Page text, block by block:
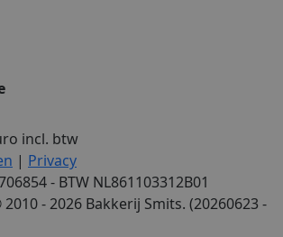
incl. btw
| Privacy
- BTW NL861103312B01
- 2026 Bakkerij Smits. (20260623 -